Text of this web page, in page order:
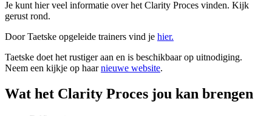
Je kunt hier veel informatie over het Clarity Proces vinden. Kijk
gerust rond.
Door Taetske opgeleide trainers vind je hier.
Taetske doet het rustiger aan en is beschikbaar op uitnodiging.
Neem een kijkje op haarnieuwe website.
Wat het Clarity Proces jou kan brengen